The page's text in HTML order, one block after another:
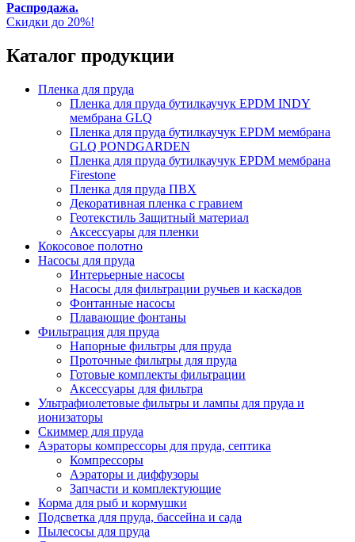
Распродажа.
Скидки до 20%!
Каталог продукции
Пленка для пруда
Пленка для пруда бутилкаучук EPDM INDY
мембрана GLQ
Пленка для пруда бутилкаучук EPDM мембрана
GLQ PONDGARDEN
Пленка для пруда бутилкаучук EPDM мембрана
Firestone
Пленка для пруда ПВХ
Декоративная пленка с гравием
Геотекстиль Защитный материал
Аксессуары для пленки
Кокосовое полотно
Насосы для пруда
Интерьерные насосы
Насосы для фильтрации ручьев и каскадов
Фонтанные насосы
Плавающие фонтаны
Фильтрация для пруда
Напорные фильтры для пруда
Проточные фильтры для пруда
Готовые комплекты фильтрации
Аксессуары для фильтра
Ультрафиолетовые фильтры и лампы для пруда и
ионизаторы
Скиммер для пруда
Аэраторы компрессоры для пруда, септика
Компрессоры
Аэраторы и диффузоры
Запчасти и комплектующие
Корма для рыб и кормушки
Подсветка для пруда, бассейна и сада
Пылесосы для пруда